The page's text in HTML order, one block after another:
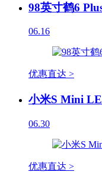
98英寸鹤6
06.16
优惠直达 >
小米S Mini
06.30
优惠直达 >